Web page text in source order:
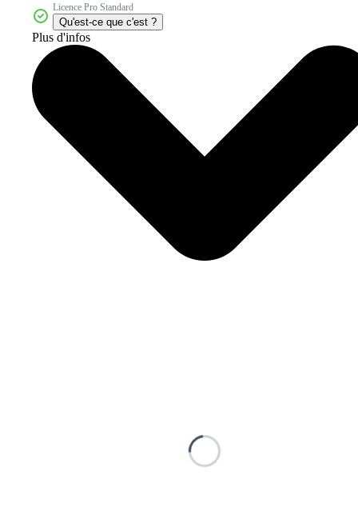
Licence Pro Standard
Qu'est-ce que c'est ?
Plus d'infos